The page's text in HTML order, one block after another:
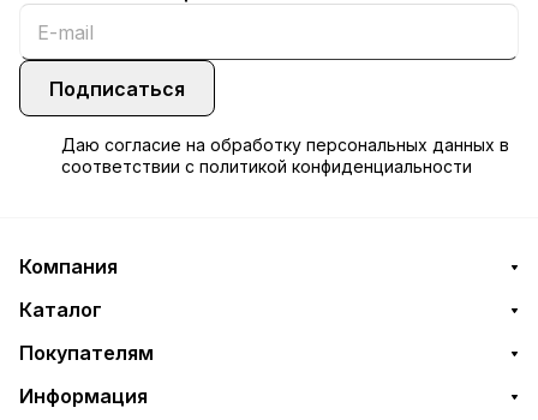
Подписаться
Даю согласие на обработку персональных данных в
соответствии с политикой конфиденциальности
Компания
Каталог
Покупателям
Информация